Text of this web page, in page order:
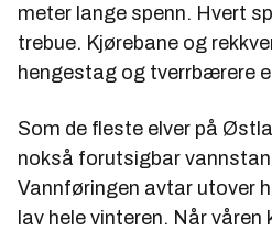
meter lange spenn. Hvert
trebue. Kjørebane og
hengestag og tverrbærere
Som de fleste elver på
nokså forutsigbar
Vannføringen avtar utover
lav hele vinteren. Når våren